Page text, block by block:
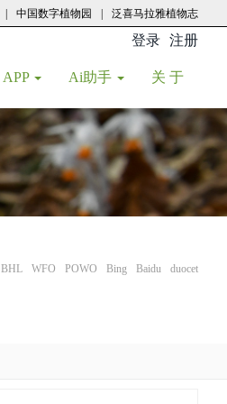
中国数字植物园 泛喜马拉雅植物志
登录 注册
APP Ai助手 关 于
BHL WFO POWO Bing Baidu duocet